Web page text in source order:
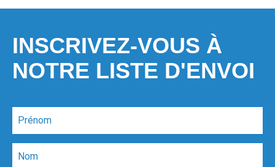
INSCRIVEZ-VOUS À
NOTRE LISTE D'ENVOI